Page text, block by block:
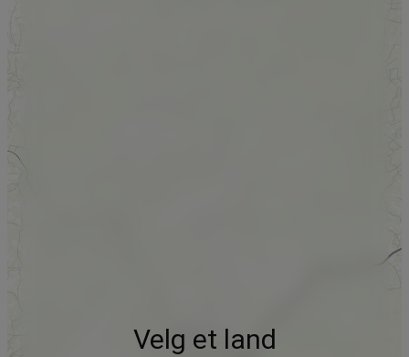
Velg et land